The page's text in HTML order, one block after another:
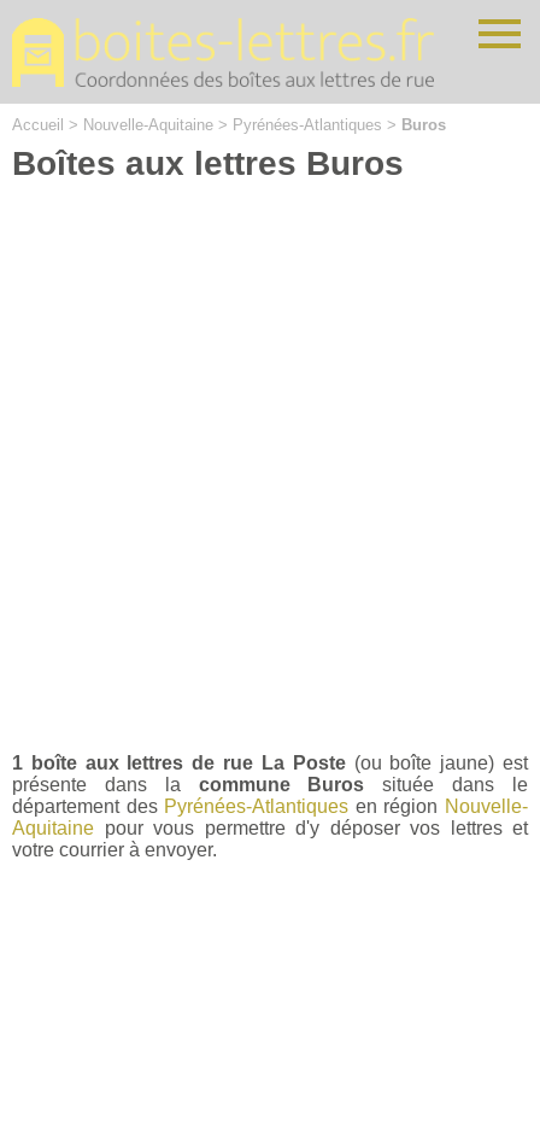
Accueil > Nouvelle-Aquitaine > Pyrénées-Atlantiques > Buros
Boîtes aux lettres Buros
1 boîte aux lettres de rue La Poste(ou boîte jaune) est
présente dans la commune Buros située dans le
département des Pyrénées-Atlantiques en région Nouvelle-
Aquitaine pour vous permettre d'y déposer vos lettres et
votre courrier à envoyer.